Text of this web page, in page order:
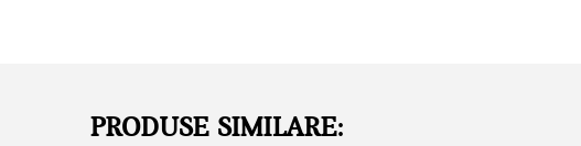
PRODUSE SIMILARE: